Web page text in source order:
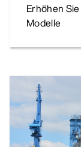
Erhöhen
Modelle